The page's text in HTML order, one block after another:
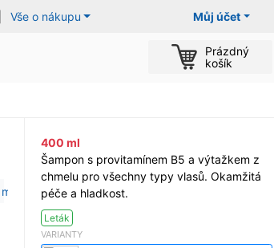
Můj účet
Vše o nákupu
Prázdný
košík
400 ml
Šampon s provitamínem B5 a výtažkem z
chmelu pro všechny typy vlasů. Okamžitá
péče a hladkost.
Leták
VARIANTY